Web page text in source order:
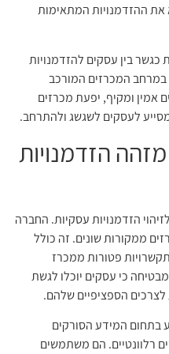
את ההזדמנויות המתאימות
בין עסקים להזדמנויות
במרחב המכרזים המורכב
אמין ומקיף, יפעת מכרזים
לעסקים לשגשג ולהתרחב.
הזדמנויות
הזדמנויות עסקיות. החברה
ממקורות שונים. זה כולל
פטורות ממכרז
כי עסקים יוכלו לגשת
לצרכים הספציפיים שלהם.
בתחום המידע הסורקים
רלוונטיים. הם משתמשים